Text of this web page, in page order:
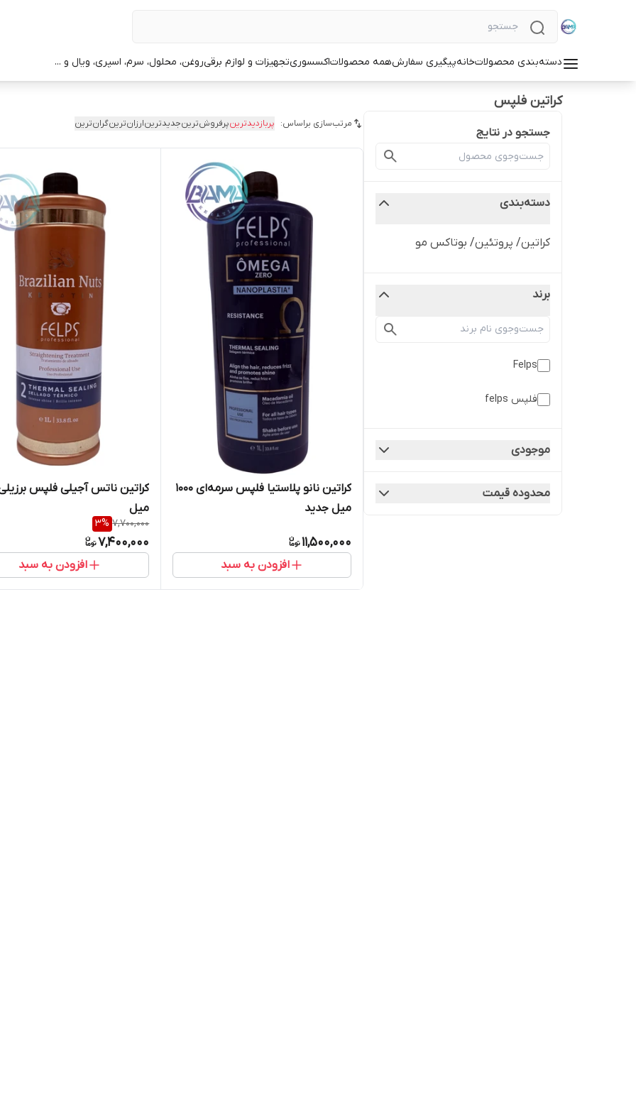
دسته‌بندی محصولاتخانهپیگیری سفارشهمه محصولاتاکسسوریتجهیزات و لوازم برقیروغن، محلول، سرم، اسپری، ویال و ...
کراتین فلپس
جستجو در نتایج
دسته‌بندی
کراتین/ پروتئین/ بوتاکس مو
برند
Felps
فلپس felps
موجودی
محدوده قیمت
مرتب‌سازی براساس: پربازدیدترینپرفروش‌ترینجدیدترینارزان‌ترینگران‌ترین
کراتین نانو پلاستیا فلپس سرمه‌ای ۱۰۰۰
میل جدید
11,500,000
افزودن به سبد
میل
7,700,000
3%
7,400,000
افزودن به سبد